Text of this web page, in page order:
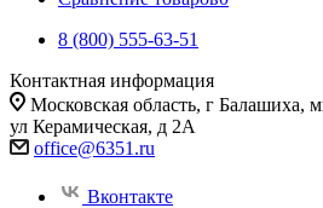
8 (800) 555-63-51
Контактная информация
Московская область, г Балашиха,
ул Керамическая, д 2А
office@6351.ru
Вконтакте